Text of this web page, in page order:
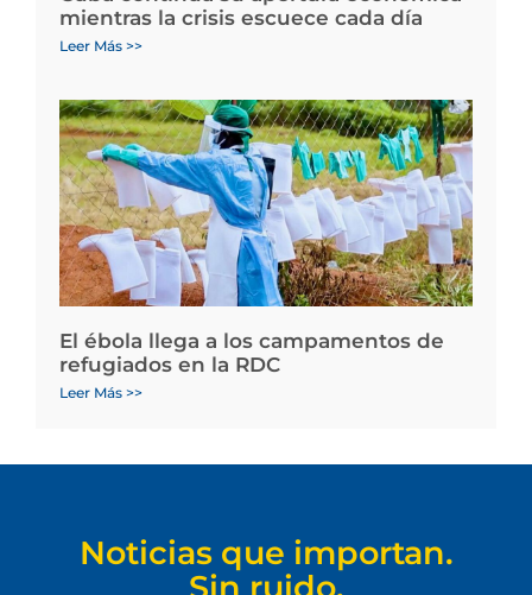
mientras la crisis escuece cada día
Leer Más >>
El ébola llega a los campamentos de
refugiados en la RDC
Leer Más >>
Noticias que importan.